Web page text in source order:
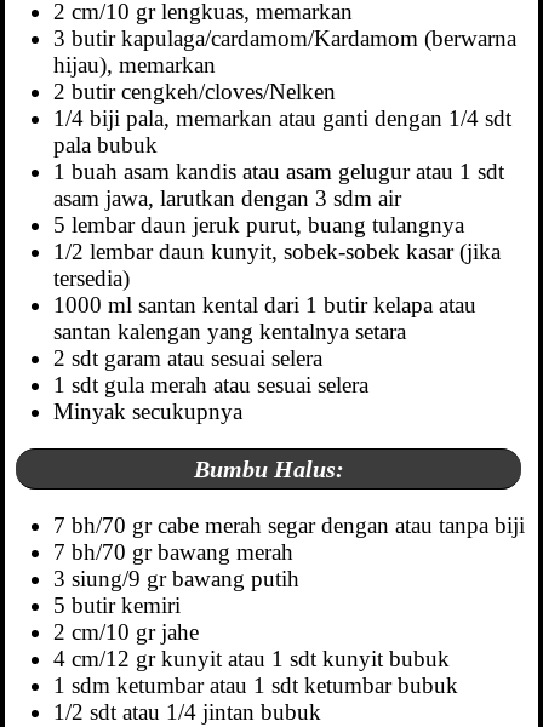
2 cm/10 gr lengkuas, memarkan
3 butir kapulaga/cardamom/Kardamom (berwarna
hijau), memarkan
2 butir cengkeh/cloves/Nelken
1/4 biji pala, memarkan atau ganti dengan 1/4 sdt
pala bubuk
1 buah asam kandis atau asam gelugur atau 1 sdt
asam jawa, larutkan dengan 3 sdm air
5 lembar daun jeruk purut, buang tulangnya
1/2 lembar daun kunyit, sobek-sobek kasar (jika
tersedia)
1000 ml santan kental dari 1 butir kelapa atau
santan kalengan yang kentalnya setara
2 sdt garam atau sesuai selera
1 sdt gula merah atau sesuai selera
Minyak secukupnya
Bumbu Halus:
7 bh/70 gr cabe merah segar dengan atau tanpa biji
7 bh/70 gr bawang merah
3 siung/9 gr bawang putih
5 butir kemiri
2 cm/10 gr jahe
4 cm/12 gr kunyit atau 1 sdt kunyit bubuk
1 sdm ketumbar atau 1 sdt ketumbar bubuk
1/2 sdt atau 1/4 jintan bubuk